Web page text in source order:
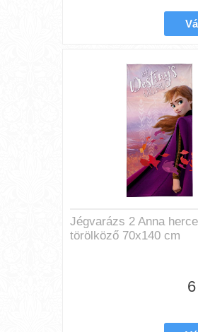
Jégvarázs 2 Anna
törölköző 70x140 cm